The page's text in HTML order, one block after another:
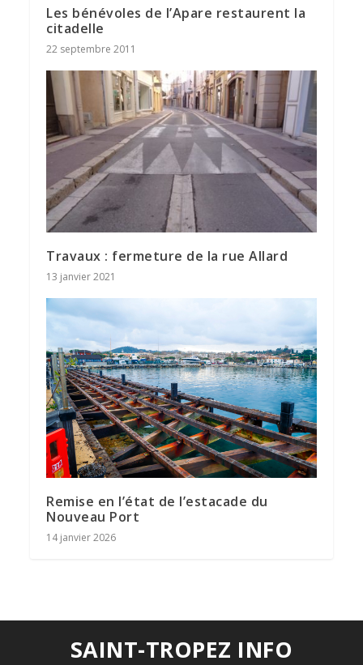
Les bénévoles de l’Apare restaurent la
citadelle
22 septembre 2011
Travaux : fermeture de la rue Allard
13 janvier 2021
Remise en l’état de l’estacade du
Nouveau Port
14 janvier 2026
SAINT-TROPEZ INFO